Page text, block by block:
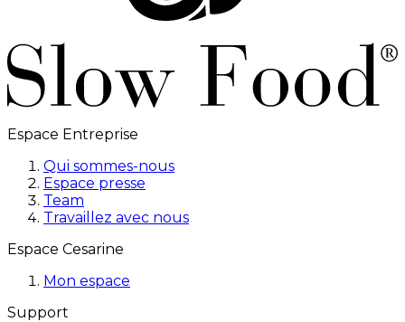
Espace Entreprise
Qui sommes-nous
Espace presse
Team
Travaillez avec nous
Espace Cesarine
Mon espace
Support